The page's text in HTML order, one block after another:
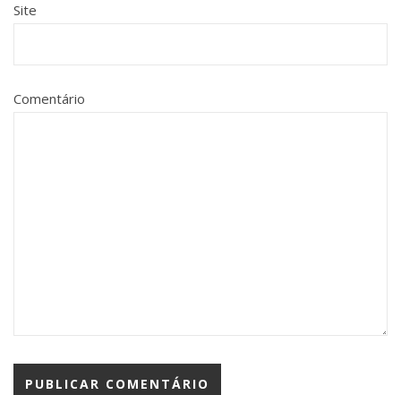
Site
Comentário